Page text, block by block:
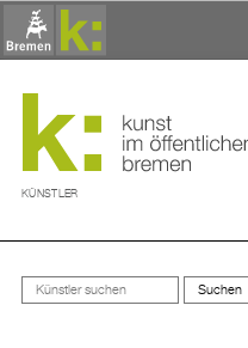
KÜNSTLER